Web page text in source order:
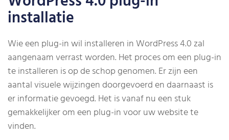
installatie
Wie een plug-in wil installeren in WordPress 4.0 zal
aangenaam verrast worden. Het proces om een plug-in
te installeren is op de schop genomen. Er zijn een
aantal visuele wijzingen doorgevoerd en daarnaast is
er informatie gevoegd. Het is vanaf nu een stuk
gemakkelijker om een plug-in voor uw website te
vinden.